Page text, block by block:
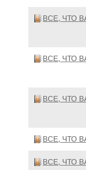
ВСЕ, ЧТО
ВСЕ, ЧТО
ВСЕ, ЧТО
ВСЕ, ЧТО
ВСЕ, ЧТО